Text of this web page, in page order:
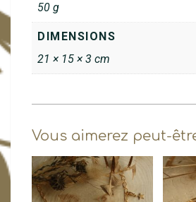
50 g
DIMENSIONS
21 × 15 × 3 cm
Vous aimerez peut-